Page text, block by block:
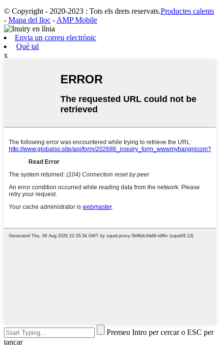
© Copyright - 2020-2023 : Tots els drets reservats.Productes calents
- Mapa del lloc - AMP Mobile
Envia un correu electrònic
Què tal
x
Premeu Intro per cercar o ESC per
tancar